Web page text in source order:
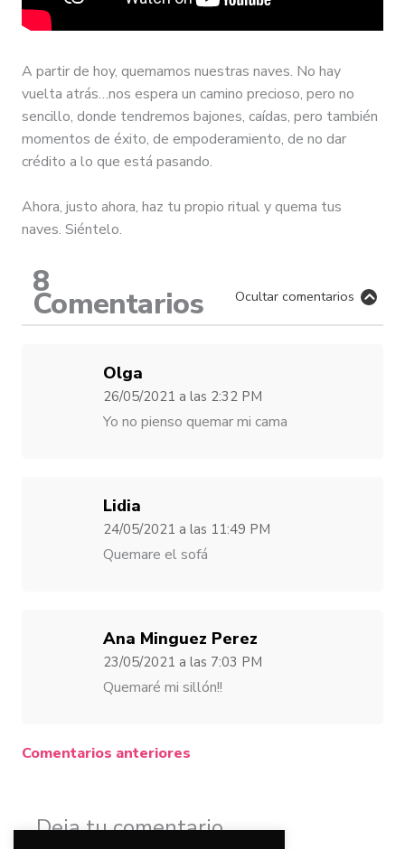
A partir de hoy, quemamos nuestras naves. No hay
vuelta atrás…nos espera un camino precioso, pero no
sencillo, donde tendremos bajones, caídas, pero también
momentos de éxito, de empoderamiento, de no dar
crédito a lo que está pasando.
Ahora, justo ahora, haz tu propio ritual y quema tus
naves. Siéntelo.
8
Comentarios Ocultar comentarios
Olga
26/05/2021 a las 2:32 PM
Yo no pienso quemar mi cama
Lidia
24/05/2021 a las 11:49 PM
Quemare el sofá
Ana Minguez Perez
23/05/2021 a las 7:03 PM
Quemaré mi sillón!!
Comentarios anteriores
Deja tu comentario